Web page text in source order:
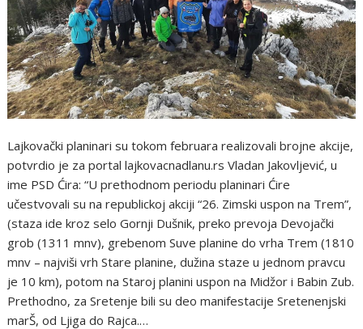
Lajkovački planinari su tokom februara realizovali brojne akcije,
potvrdio je za portal lajkovacnadlanu.rs Vladan Jakovljević, u
ime PSD Ćira: “U prethodnom periodu planinari Ćire
učestvovali su na republickoj akciji “26. Zimski uspon na Trem”,
(staza ide kroz selo Gornji Dušnik, preko prevoja Devojački
grob (1311 mnv), grebenom Suve planine do vrha Trem (1810
mnv – najviši vrh Stare planine, dužina staze u jednom pravcu
je 10 km), potom na Staroj planini uspon na Midžor i Babin Zub.
Prethodno, za Sretenje bili su deo manifestacije Sretenenjski
marŠ, od Ljiga do Rajca.…